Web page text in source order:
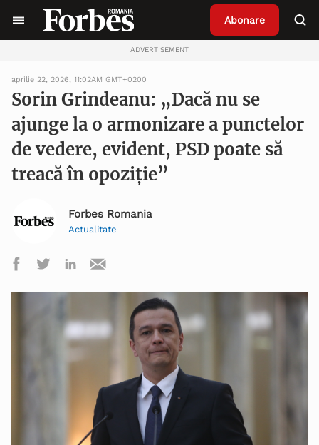
Abonare
ADVERTISEMENT
aprilie 22, 2026, 11:02AM GMT+0200
Sorin Grindeanu: „Dacă nu se
ajunge la o armonizare a punctelor
de vedere, evident, PSD poate să
treacă în opoziție”
Forbes Romania
Actualitate